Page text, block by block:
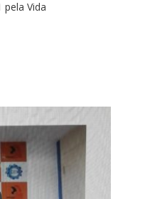
pela Vida